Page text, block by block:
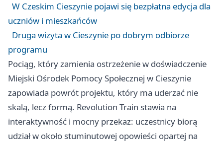
W Czeskim Cieszynie pojawi się bezpłatna edycja dla
uczniów i mieszkańców
Druga wizyta w Cieszynie po dobrym odbiorze
programu
Pociąg, który zamienia ostrzeżenie w doświadczenie
Miejski Ośrodek Pomocy Społecznej w Cieszynie
zapowiada powrót projektu, który ma uderzać nie
skalą, lecz formą. Revolution Train stawia na
interaktywność i mocny przekaz: uczestnicy biorą
udział w około stuminutowej opowieści opartej na